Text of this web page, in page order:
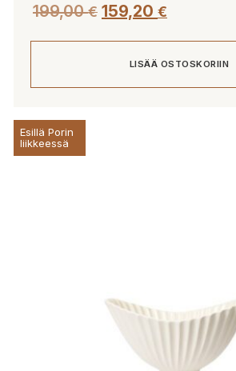
199,00€ 159,20 €
LISÄÄ OSTOSKORIIN
Esillä Porin
liikkeessä